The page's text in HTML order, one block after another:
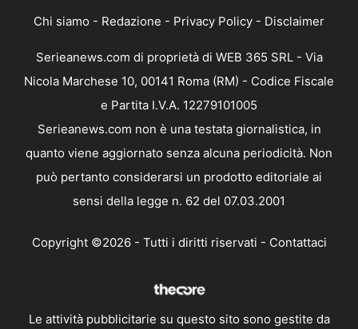
Chi siamo - Redazione - Privacy Policy - Disclaimer
Serieanews.com di proprietà di WEB 365 SRL - Via
Nicola Marchese 10, 00141 Roma (RM) - Codice Fiscale
e Partita I.V.A. 12279101005
Serieanews.com non è una testata giornalistica, in
quanto viene aggiornato senza alcuna periodicità. Non
può pertanto considerarsi un prodotto editoriale ai
sensi della legge n. 62 del 07.03.2001
Copyright ©2026 - Tutti i diritti riservati - Contattaci
Le attività pubblicitarie su questo sito sono gestite da